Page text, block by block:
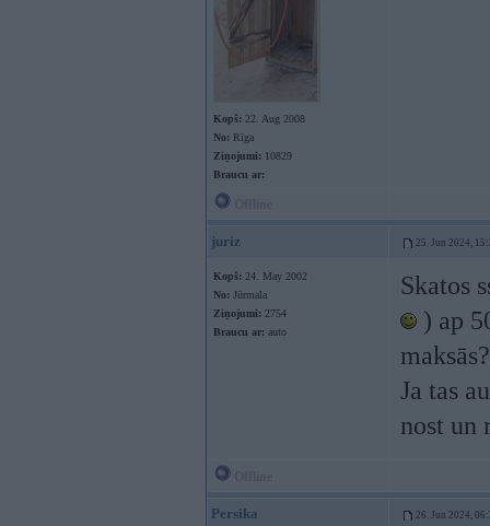
Kopš: 22. Aug 2008
No: Rīga
Ziņojumi: 10829
Braucu ar:
juriz 25. Jun 2024,
Kopš: 24. May 2002
No: Jūrmala
Ziņojumi: 2754
Braucu ar: auto
Skatos
) ap
Ja tas
nost un
Persika 26. Jun 2024,